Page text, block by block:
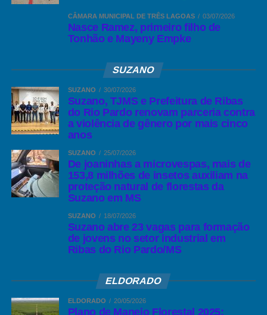
CÂMARA MUNICIPAL DE TRÊS LAGOAS 03/07/2026
Nasce Ramez, primeiro filho de
Tonhão e Mayeny Empke
SUZANO
SUZANO 30/07/2026
Suzano, TJMS e Prefeitura de Ribas
do Rio Pardo renovam parceria contra
a violência de gênero por mais cinco
anos
SUZANO 25/07/2026
De joaninhas a microvespas, mais de
153,8 milhões de insetos auxiliam na
proteção natural de florestas da
Suzano em MS
SUZANO 18/07/2026
Suzano abre 23 vagas para formação
de jovens no setor industrial em
Ribas do Rio Pardo/MS
ELDORADO
ELDORADO 20/05/2026
Plano de Manejo Florestal 2025: